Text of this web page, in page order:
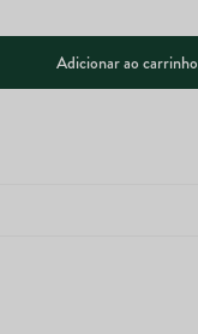
Adicionar ao carrinho